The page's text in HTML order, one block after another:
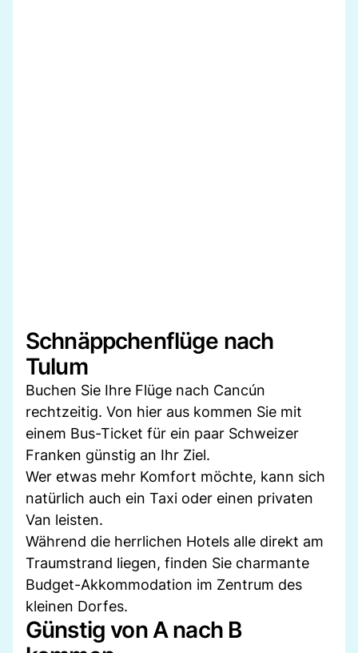
Schnäppchenflüge nach
Tulum
Buchen Sie Ihre Flüge nach Cancún
rechtzeitig. Von hier aus kommen Sie mit
einem Bus-Ticket für ein paar Schweizer
Franken günstig an Ihr Ziel.
Wer etwas mehr Komfort möchte, kann sich
natürlich auch ein Taxi oder einen privaten
Van leisten.
Während die herrlichen Hotels alle direkt am
Traumstrand liegen, finden Sie charmante
Budget-Akkommodation im Zentrum des
kleinen Dorfes.
Günstig von A nach B